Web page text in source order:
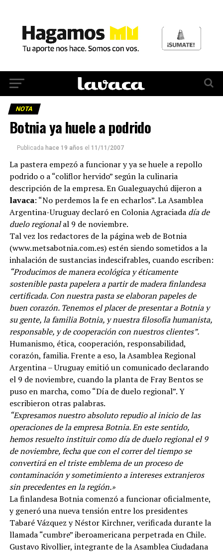
NOTA
Botnia ya huele a podrido
Publicada hace 19 años el 11/11/2007
La pastera empezó a funcionar y ya se huele a repollo
podrido o a “coliflor hervido” según la culinaria
descripción de la empresa. En Gualeguaychú dijeron a
lavaca: “No perdemos la fe en echarlos”. La Asamblea
Argentina-Uruguay declaró en Colonia Agraciada día de
duelo regionalal 9 de noviembre.
Tal vez los redactores de la página web de Botnia
(www.metsabotnia.com.es) estén siendo sometidos a la
inhalación de sustancias indescifrables, cuando escriben:
“Producimos de manera ecológica y éticamente
sostenible pasta papelera a partir de madera finlandesa
certificada. Con nuestra pasta se elaboran papeles de
buen corazón. Tenemos el placer de presentar a Botnia y
su gente, la familia Botnia, y nuestra filosofía humanista,
responsable, y de cooperación con nuestros clientes”.
Humanismo, ética, cooperación, responsabilidad,
corazón, familia. Frente a eso, la Asamblea Regional
Argentina – Uruguay emitió un comunicado declarando
el 9 de noviembre, cuando la planta de Fray Bentos se
puso en marcha, como “Día de duelo regional”. Y
escribieron otras palabras.
“Expresamos nuestro absoluto repudio al inicio de las
operaciones de la empresa Botnia. En este sentido,
hemos resuelto instituir como día de duelo regional el 9
de noviembre, fecha que con el correr del tiempo se
convertirá en el triste emblema de un proceso de
contaminación y sometimiento a intereses extranjeros
sin precedentes en la región.»
La finlandesa Botnia comenzó a funcionar oficialmente,
y generó una nueva tensión entre los presidentes
Tabaré Vázquez y Néstor Kirchner, verificada durante la
llamada “cumbre” iberoamericana perpetrada en Chile.
Gustavo Rivollier, integrante de la Asamblea Ciudadana